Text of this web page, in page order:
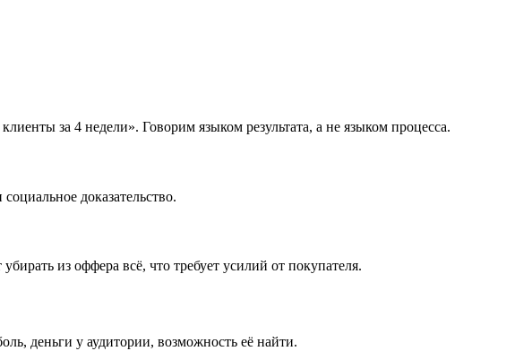
за 4 недели». Говорим языком результата, а не языком процесса.
доказательство.
из оффера всё, что требует усилий от покупателя.
деньги у аудитории, возможность её найти.